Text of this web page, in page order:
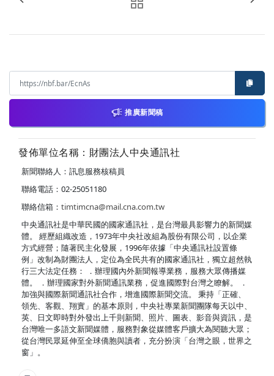
推廣新聞稿
發佈單位名稱：財團法人中央通訊社
新聞聯絡人：訊息服務核稿員
聯絡電話：02-25051180
聯絡信箱： timtimcna@mail.cna.com.tw
中央通訊社是中華民國的國家通訊社，是台灣最具影響力的新聞媒
體。 經歷組織改造，1973年中央社改組為股份有限公司，以企業
方式經營；隨著民主化發展，1996年依據「中央通訊社設置條
例」改制為財團法人，定位為全民共有的國家通訊社，獨立超然執
行三大法定任務： ．辦理國內外新聞報導業務，服務大眾傳播媒
體。 ．辦理國家對外新聞通訊業務，促進國際對台灣之瞭解。 ．
加強與國際新聞通訊社合作，增進國際新聞交流。 秉持「正確、
領先、客觀、翔實」的基本原則，中央社專業新聞團隊每天以中、
英、日文即時對外發出上千則新聞、照片、圖表、影音與資訊，是
台灣唯一多語文新聞媒體，服務對象從媒體客戶擴大為閱聽大眾；
從台灣民眾延伸至全球僑胞與讀者，充分扮演「台灣之眼，世界之
窗」。